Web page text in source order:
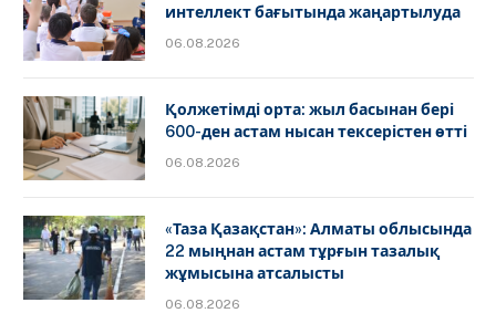
интеллект бағытында жаңартылуда
06.08.2026
Қолжетімді орта: жыл басынан бері
600-ден астам нысан тексерістен өтті
06.08.2026
«Таза Қазақстан»: Алматы облысында
22 мыңнан астам тұрғын тазалық
жұмысына атсалысты
06.08.2026